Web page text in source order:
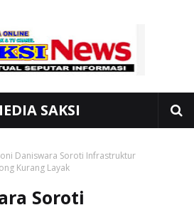
SAKSI
Daniswara Soroti Infrastruktur
Kurang Layak
Soroti